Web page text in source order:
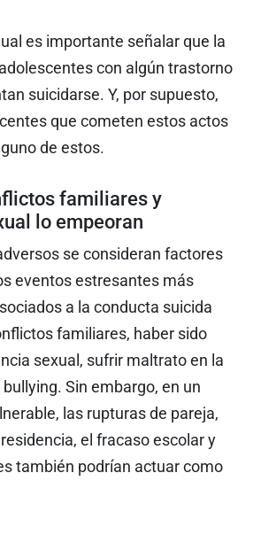
es importante señalar que la
con algún trastorno
suicidarse. Y, por supuesto,
que cometen estos actos
de estos.
familiares y
lo empeoran
se consideran factores
eventos estresantes más
a la conducta suicida
familiares, haber sido
sexual, sufrir maltrato en la
Sin embargo, en un
las rupturas de pareja,
el fracaso escolar y
también podrían actuar como